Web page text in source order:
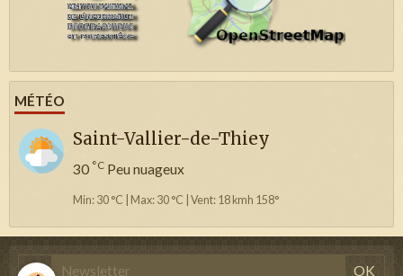
MÉTÉO
Saint-Vallier-de-Thiey
30 °C Peu nuageux
Min: 30 °C | Max: 30 °C | Vent: 18 kmh 158°